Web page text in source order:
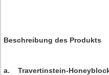
Beschreibung des Produkts
a. Travertinstein-